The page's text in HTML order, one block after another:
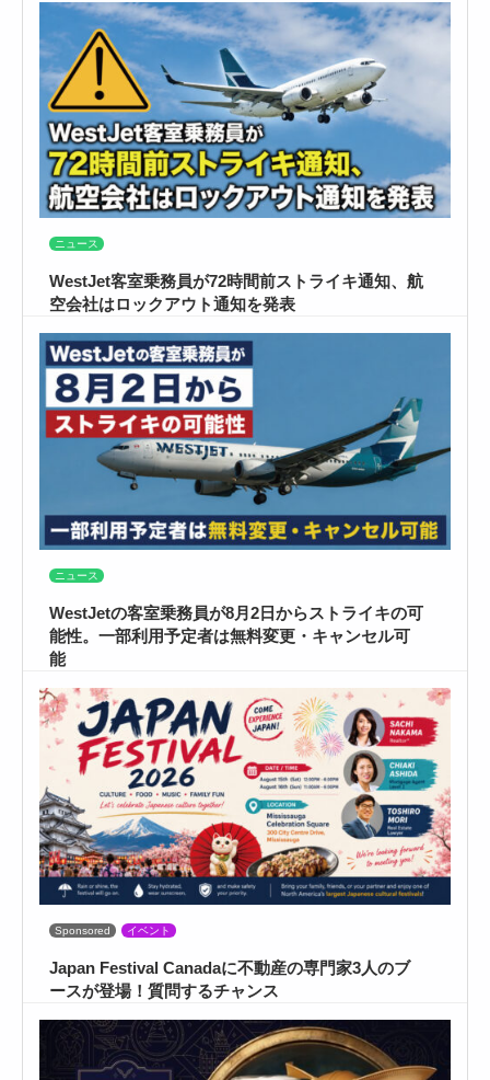
ニュース
WestJet客室乗務員が72時間前ストライキ通知、航
空会社はロックアウト通知を発表
ニュース
WestJetの客室乗務員が8月2日からストライキの可
能性。一部利用予定者は無料変更・キャンセル可
能
Sponsored イベント
Japan Festival Canadaに不動産の専門家3人のブ
ースが登場！質問するチャンス